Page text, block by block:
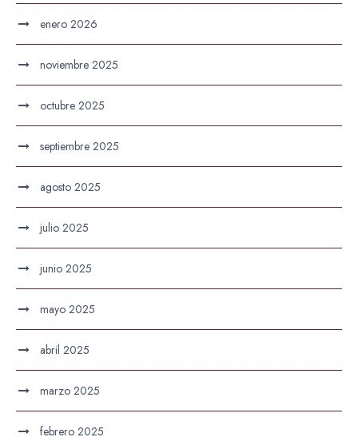
enero 2026
noviembre 2025
octubre 2025
septiembre 2025
agosto 2025
julio 2025
junio 2025
mayo 2025
abril 2025
marzo 2025
febrero 2025